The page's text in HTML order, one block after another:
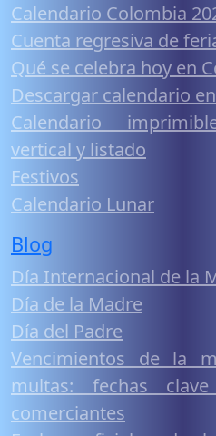
Calendario Colombia
Cuenta regresiva de
Qué se celebra hoy en
Descargar calendario
Calendario
vertical y listado
Festivos
Calendario Lunar
Blog
Día Internacional de la
Día de la Madre
Día del Padre
Vencimientos de la
multas: fechas
comerciantes